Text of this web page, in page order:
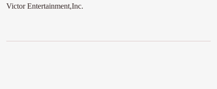
Victor Entertainment,Inc.